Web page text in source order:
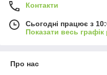
Контакти
Сьогодні працює з
Показати весь графік
Про нас